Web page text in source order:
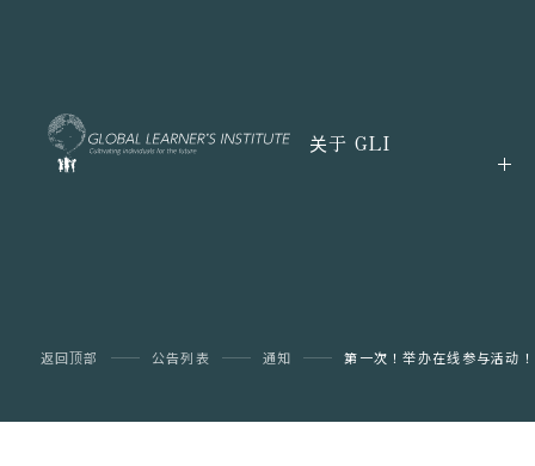
关于 GLI
返回顶部 公告列表 通知 第一次！举办在线参与活动！